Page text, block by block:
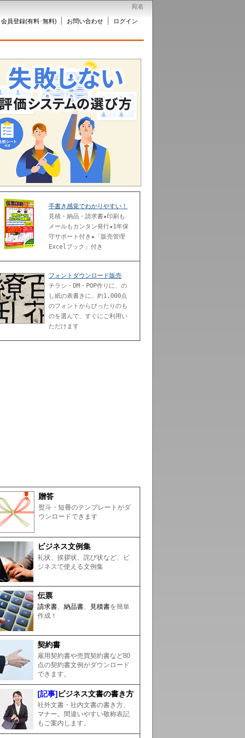
宛名
会員登録(有料･無料) お問い合わせ ログイン
手書き感覚でわかりやすい！
見積・納品・請求書★印刷も
メールもカンタン発行★1年保
守サポート付き★「販売管理
Excelブック」付き
フォントダウンロード販売
チラシ・DM・POP作りに、の
し紙の表書きに。約1,000点
のフォントからぴったりのも
のを選んで、すぐにご利用い
ただけます
贈答
熨斗・短冊のテンプレートがダ
ウンロードできます
ビジネス文例集
礼状、挨拶状、詫び状など、ビ
ジネスで使える文例集
伝票
請求書、 納品書、 見積書を簡単
作成！
契約書
雇用契約書や売買契約書など80
点の契約書文例がダウンロード
できます。
[記事] ビジネス文書の書き方
社外文書・社内文書の書き方、
マナー。間違いやすい敬称表記
もご案内します。